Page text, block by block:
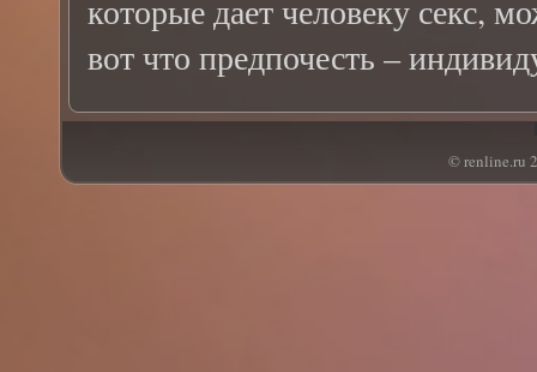
которые дает человеку секс,
вот что предпочесть –
© renline.ru